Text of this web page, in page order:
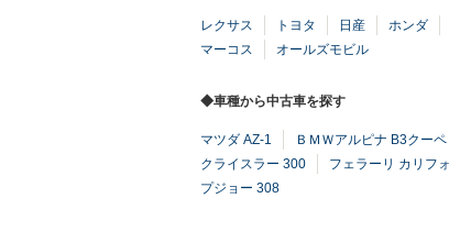
レクサス トヨタ 日産 ホンダ
マーコス
オールズモビル
◆車種から中古車を探す
マツダ AZ-1 ＢＭＷアルピナ B3クーペ
クライスラー 300
フェラーリ カリフ
プジョー 308